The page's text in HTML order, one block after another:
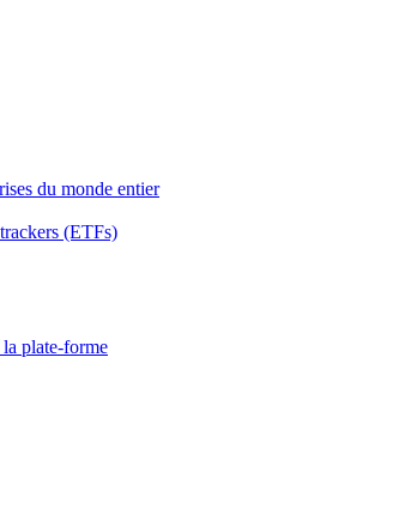
du monde entier
(ETFs)
la plate-forme